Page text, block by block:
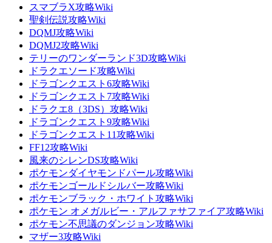
スマブラX攻略Wiki
聖剣伝説攻略Wiki
DQMJ攻略Wiki
DQMJ2攻略Wiki
テリーのワンダーランド3D攻略Wiki
ドラクエソード攻略Wiki
ドラゴンクエスト6攻略Wiki
ドラゴンクエスト7攻略Wiki
ドラクエ8（3DS）攻略Wiki
ドラゴンクエスト9攻略Wiki
ドラゴンクエスト11攻略Wiki
FF12攻略Wiki
風来のシレンDS攻略Wiki
ポケモンダイヤモンドパール攻略Wiki
ポケモンゴールドシルバー攻略Wiki
ポケモンブラック・ホワイト攻略Wiki
ポケモン オメガルビー・アルファサファイア攻略Wiki
ポケモン不思議のダンジョン攻略Wiki
マザー3攻略Wiki